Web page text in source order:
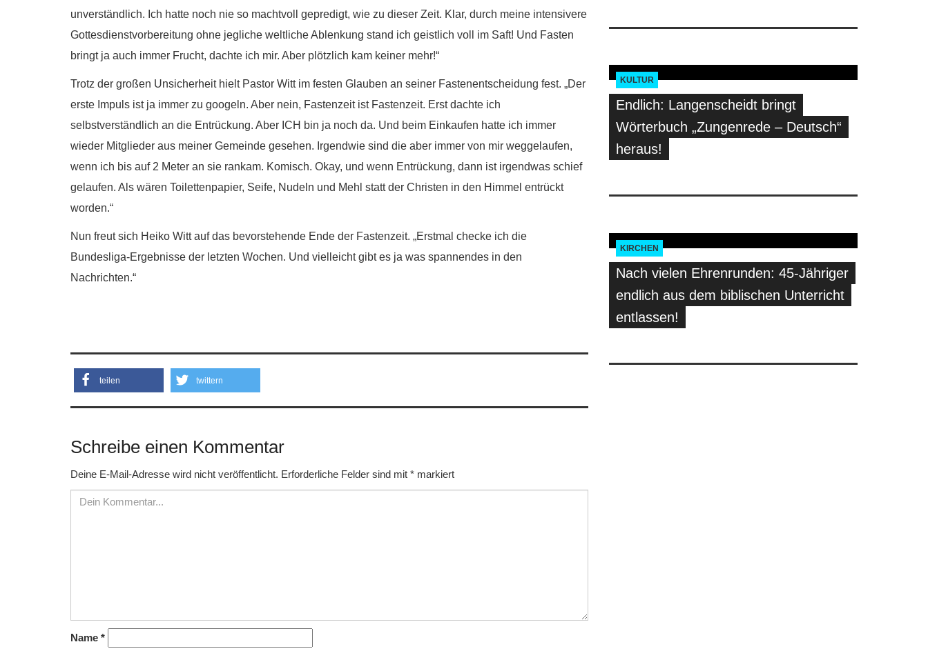
unverständlich. Ich hatte noch nie so machtvoll gepredigt, wie zu dieser Zeit. Klar, durch meine intensivere
Gottesdienstvorbereitung ohne jegliche weltliche Ablenkung stand ich geistlich voll im Saft! Und Fasten
bringt ja auch immer Frucht, dachte ich mir. Aber plötzlich kam keiner mehr!“
Trotz der großen Unsicherheit hielt Pastor Witt im festen Glauben an seiner Fastenentscheidung fest. „Der
erste Impuls ist ja immer zu googeln. Aber nein, Fastenzeit ist Fastenzeit. Erst dachte ich
selbstverständlich an die Entrückung. Aber ICH bin ja noch da. Und beim Einkaufen hatte ich immer
wieder Mitglieder aus meiner Gemeinde gesehen. Irgendwie sind die aber immer von mir weggelaufen,
wenn ich bis auf 2 Meter an sie rankam. Komisch. Okay, und wenn Entrückung, dann ist irgendwas schief
gelaufen. Als wären Toilettenpapier, Seife, Nudeln und Mehl statt der Christen in den Himmel entrückt
worden.“
Nun freut sich Heiko Witt auf das bevorstehende Ende der Fastenzeit. „Erstmal checke ich die
Bundesliga-Ergebnisse der letzten Wochen. Und vielleicht gibt es ja was spannendes in den
Nachrichten.“
teilen twittern
Schreibe einen Kommentar
Deine E-Mail-Adresse wird nicht veröffentlicht. Erforderliche Felder sind mit * markiert
Name *
KULTUR
Endlich: Langenscheidt bringt
Wörterbuch „Zungenrede – Deutsch“
heraus!
KIRCHEN
Nach vielen Ehrenrunden: 45-Jähriger
endlich aus dem biblischen Unterricht
entlassen!